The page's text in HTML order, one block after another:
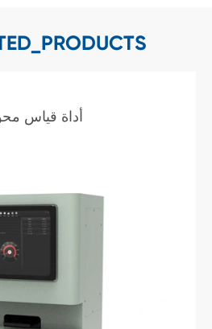
أداة قياس